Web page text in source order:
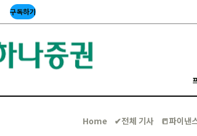
구독하기
Home ✔︎전체 기사 📒파이낸